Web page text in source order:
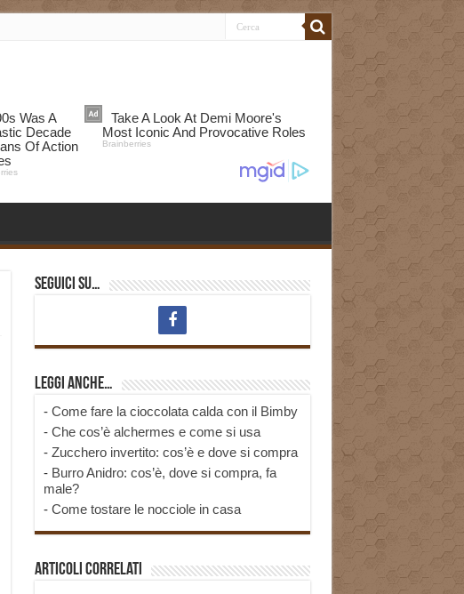
Seguici su…
Leggi anche…
- Come fare la cioccolata calda con il Bimby
- Che cos’è alchermes e come si usa
- Zucchero invertito: cos’è e dove si compra
- Burro Anidro: cos’è, dove si compra, fa
male?
- Come tostare le nocciole in casa
Articoli correlati